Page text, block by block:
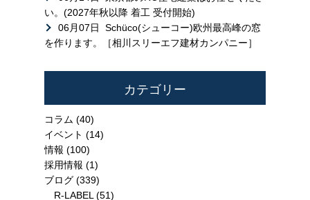
い。(2027年秋以降 着工 受付開始)
06月07日
Schüco(シューコー)欧州最高峰の窓
を作ります。［相川スリーエフ建材カンパニー］
カテゴリー
コラム (40)
イベント (14)
情報 (100)
採用情報 (1)
ブログ (339)
R-LABEL (51)